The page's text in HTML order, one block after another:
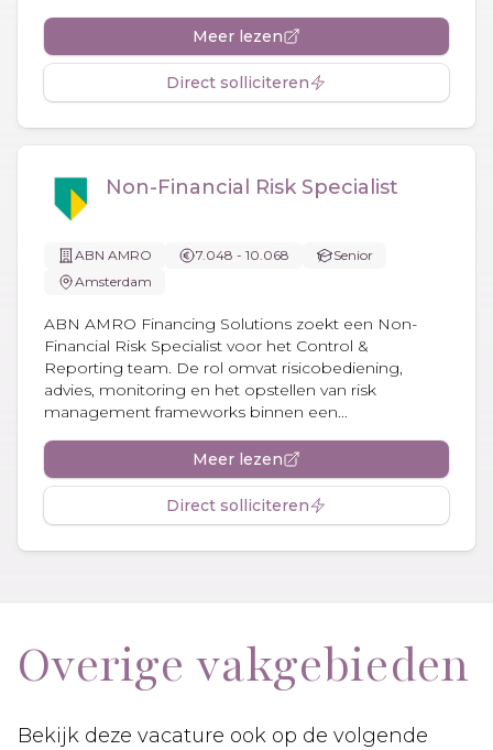
Meer lezen
Direct solliciteren
Non-Financial Risk Specialist
ABN AMRO 7.048 - 10.068
Senior
Amsterdam
ABN AMRO Financing Solutions zoekt een Non-
Financial Risk Specialist voor het Control &
Reporting team. De rol omvat risicobediening,
advies, monitoring en het opstellen van risk
management frameworks binnen een...
Meer lezen
Direct solliciteren
Overige vakgebieden
Bekijk deze vacature ook op de volgende